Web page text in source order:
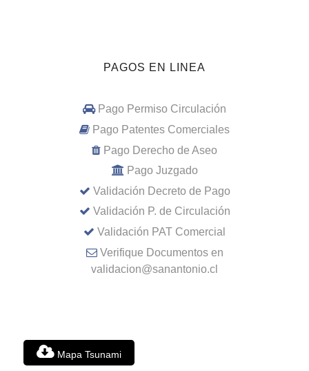
PAGOS EN LINEA
Pago Permiso Circulación
Pago Patentes Comerciales
Pago Derecho de Aseo
Pago Juzgado
Validación Decreto de Pago
Validación P. de Circulación
Validación PAT Comercial
Verifique Documentos en
validacion@sanantonio.cl
Mapa Tsunami